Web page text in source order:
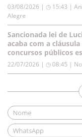
03/08/2026 | ◷ 15:43 |
Alegre
Sancionada lei de
acaba com a
concursos públicos
22/07/2026 | ◷ 08:45 |